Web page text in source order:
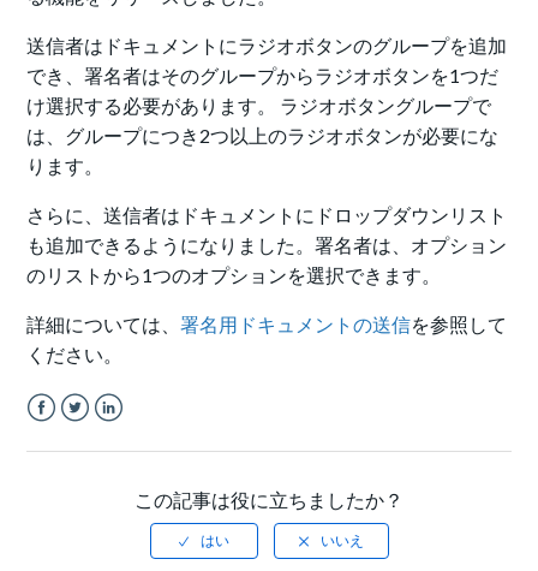
送信者はドキュメントにラジオボタンのグループを追加
でき、署名者はそのグループからラジオボタンを1つだ
け選択する必要があります。 ラジオボタングループで
は、グループにつき2つ以上のラジオボタンが必要にな
ります。
さらに、送信者はドキュメントにドロップダウンリスト
も追加できるようになりました。署名者は、オプション
のリストから1つのオプションを選択できます。
詳細については、署名用ドキュメントの送信を参照して
ください。
この記事は役に立ちましたか？